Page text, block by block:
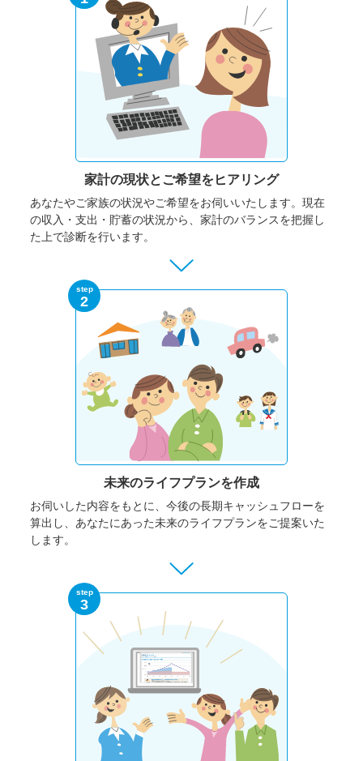
家計の現状と ご希望をヒアリング
あなたやご家族の状況やご希望をお伺いいたします。 現在
の収入・支出・貯蓄の状況から、家計のバランスを把握し
た上で診断を行います。
step
2
未来のライフプランを作成
お伺いした内容をもとに、今後の長期キャッシュフローを
算出し、あなたにあった未来のライフプランをご提案いた
します。
step
3